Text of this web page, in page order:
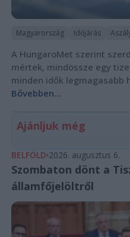
Magyarország Időjárás
A HungaroMet szerint
mértek, mindössze egy
minden idők legmagasabb
Bővebben...
Ajánljuk még
BELFÖLD 2026. augusztus 6.
Szombaton dönt a
államfőjelöltről